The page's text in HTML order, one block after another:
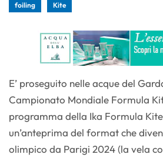
foiling Kite
E’ proseguito nelle acque del
Campionato Mondiale Formula
programma della Ika Formula
un’anteprima del format che
olimpico da Parigi 2024 (la vela